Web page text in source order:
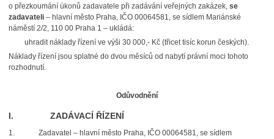
o přezkoumání úkonů zadavatele při zadávání veřejných zakázek,se
zadavateli– hlavní město Praha, IČO 00064581, se sídlem Mariánské
náměstí 2/2, 110 00 Praha 1 – ukládá:
uhradit náklady řízení ve výši 30 000,- Kč (třicet tisíc korun českých).
Náklady řízení jsou splatné do dvou měsíců od nabytí právní moci tohoto
rozhodnutí.
Odůvodnění
I. ZADÁVACÍ ŘÍZENÍ
1. Zadavatel – hlavní město Praha, IČO 00064581, se sídlem